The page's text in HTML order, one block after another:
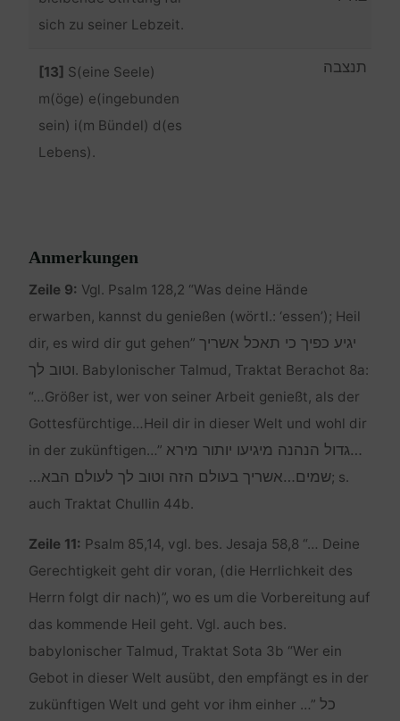
sich zu seiner Lebzeit.
[13] S(eine Seele)
m(öge) e(ingebunden
sein) i(m Bündel) d(es
Lebens).
תנצבה
Anmerkungen
Zeile 9: Vgl. Psalm 128,2 “Was deine Hände
erwarben, kannst du genießen (wörtl.: ‘essen’); Heil
dir, es wird dir gut gehen” יגיע כפיך כי תאכל אשריך
וטוב לך. Babylonischer Talmud, Traktat Berachot 8a:
“…Größer ist, wer von seiner Arbeit genießt, als der
Gottesfürchtige…Heil dir in dieser Welt und wohl dir
in der zukünftigen…” …גדול הנהנה מיגיעו יותור מירא
שמים…אשריך בעולם הזה וטוב לך לעולם הבא…; s.
auch Traktat Chullin 44b.
Zeile 11: Psalm 85,14, vgl. bes. Jesaja 58,8 “… Deine
Gerechtigkeit geht dir voran, (die Herrlichkeit des
Herrn folgt dir nach)”, wo es um die Vorbereitung auf
das kommende Heil geht. Vgl. auch bes.
babylonischer Talmud, Traktat Sota 3b “Wer ein
Gebot in dieser Welt ausübt, den empfängt es in der
zukünftigen Welt und geht vor ihm einher …” כל